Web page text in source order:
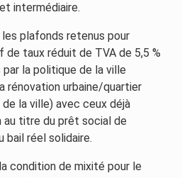
intermédiaire.
les plafonds retenus pour
de taux réduit de TVA de 5,5 %
la politique de la ville
rénovation urbaine/quartier
la ville) avec ceux déjà
au titre du prêt social de
bail réel solidaire.
condition de mixité pour le